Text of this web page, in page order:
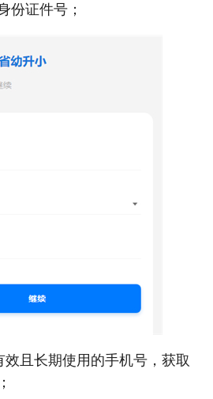
份证件号；
效且长期使用的手机号，获取